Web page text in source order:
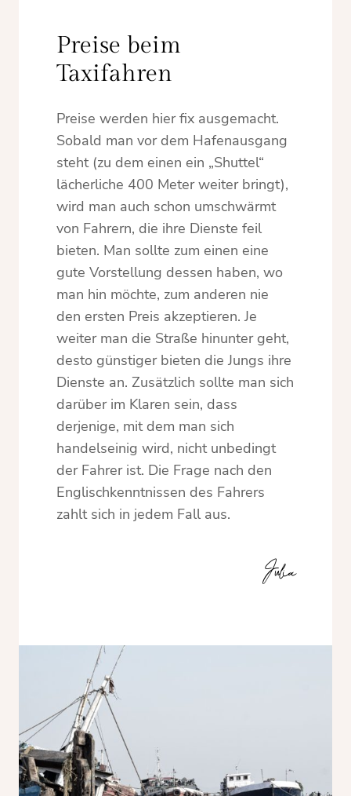
Preise beim
Taxifahren
Preise werden hier fix ausgemacht.
Sobald man vor dem Hafenausgang
steht (zu dem einen ein „Shuttel“
lächerliche 400 Meter weiter bringt),
wird man auch schon umschwärmt
von Fahrern, die ihre Dienste feil
bieten. Man sollte zum einen eine
gute Vorstellung dessen haben, wo
man hin möchte, zum anderen nie
den ersten Preis akzeptieren. Je
weiter man die Straße hinunter geht,
desto günstiger bieten die Jungs ihre
Dienste an. Zusätzlich sollte man sich
darüber im Klaren sein, dass
derjenige, mit dem man sich
handelseinig wird, nicht unbedingt
der Fahrer ist. Die Frage nach den
Englischkenntnissen des Fahrers
zahlt sich in jedem Fall aus.
Julia